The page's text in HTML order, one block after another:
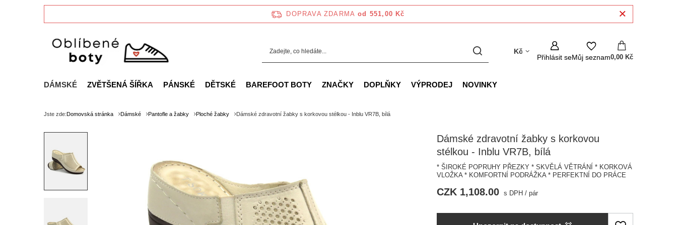
DOPRAVA ZDARMA od 551,00 Kč
Kč
Přihlásit seMůj seznam0,00 Kč
DÁMSKÉ ZVĚTŠENÁ ŠÍŘKA PÁNSKÉ DĚTSKÉ BAREFOOT BOTY ZNAČKY DOPLŇKY VÝPRODEJ NOVINKY
Jste zde:Domovská stránka Dámské Pantofle a žabky Ploché žabky Dámské zdravotní žabky s korkovou stélkou - Inblu VR7B, bílá
Dámské zdravotní žabky s korkovou
stélkou - Inblu VR7B, bílá
* ŠIROKÉ POPRUHY PŘEZKY * SKVĚLÁ VĚTRÁNÍ * KORKOVÁ
VLOŽKA * KOMFORTNÍ PODRÁŽKA * PERFEKTNÍ DO PRÁCE
CZK 1,108.00 s DPH /pár